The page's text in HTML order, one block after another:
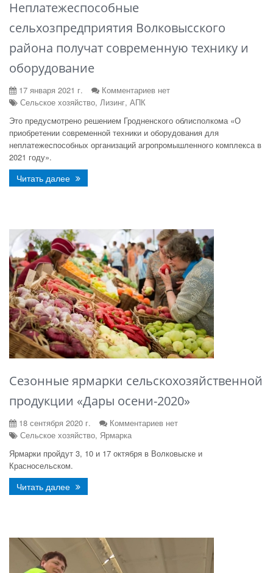
Неплатежеспособные
сельхозпредприятия Волковысского
района получат современную технику и
оборудование
17 января 2021 г.
Комментариев нет
Сельское хозяйство, Лизинг, АПК
Это предусмотрено решением Гродненского облисполкома «О
приобретении современной техники и оборудования для
неплатежеспособных организаций агропромышленного комплекса в
2021 году».
Читать далее
Сезонные ярмарки сельскохозяйственной
продукции «Дары осени-2020»
18 сентября 2020 г.
Комментариев нет
Сельское хозяйство, Ярмарка
Ярмарки пройдут 3, 10 и 17 октября в Волковыске и
Красносельском.
Читать далее